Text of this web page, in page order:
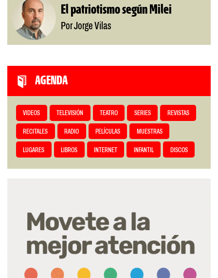
El patriotismo según Milei
Por Jorge Vilas
AGENDA
VIDEOS TELEVISIÓN TEATRO SERIES REVISTAS
RECITALES RADIO PELÍCULAS MUESTRAS
LUGARES LIBROS INTERNET INFANTIL DISCOS